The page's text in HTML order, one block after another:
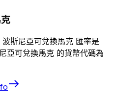
斯尼亞可兌換馬克 匯率是
亞可兌換馬克 的貨幣代碼為